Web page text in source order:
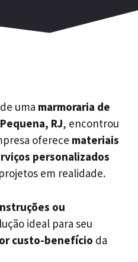
uma marmoraria de
RJ, encontrou
oferece materiais
personalizados
em realidade.
ou
ideal para seu
custo-benefício da